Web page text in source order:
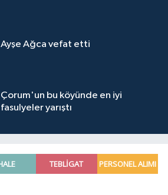
Ayşe Ağca vefat etti
Çorum'un bu köyünde en iyi
fasulyeler yarıştı